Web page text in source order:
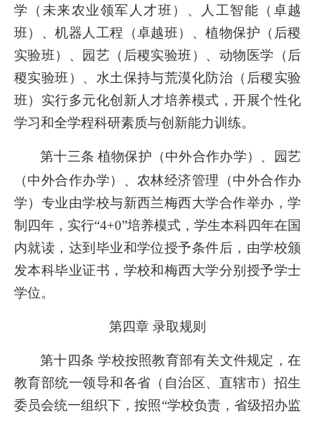
学（未来农业领军人才班）、人工智能（卓越
班）、机器人工程（卓越班）、植物保护（后稷
实验班）、园艺（后稷实验班）、动物医学（后
稷实验班）、水土保持与荒漠化防治（后稷实验
班）实行多元化创新人才培养模式，开展个性化
学习和全学程科研素质与创新能力训练。
第十三条 植物保护（中外合作办学）、园艺
（中外合作办学）、农林经济管理（中外合作办
学）专业由学校与新西兰梅西大学合作举办，学
制四年，实行“4+0”培养模式，学生本科四年在国
内就读，达到毕业和学位授予条件后，由学校颁
发本科毕业证书，学校和梅西大学分别授予学士
学位。
第四章 录取规则
第十四条 学校按照教育部有关文件规定，在
教育部统一领导和各省（自治区、直辖市）招生
委员会统一组织下，按照“学校负责，省级招办监